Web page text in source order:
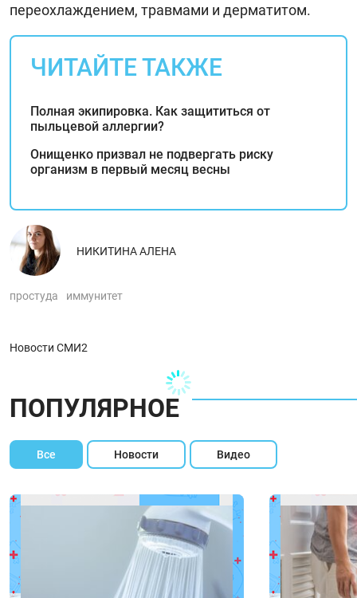
переохлаждением, травмами и дерматитом.
ЧИТАЙТЕ ТАКЖЕ
Полная экипировка. Как защититься от
пыльцевой аллергии?
Онищенко призвал не подвергать риску
организм в первый месяц весны
НИКИТИНА АЛЕНА
простуда иммунитет
Новости СМИ2
ПОПУЛЯРНОЕ
Все Новости Видео